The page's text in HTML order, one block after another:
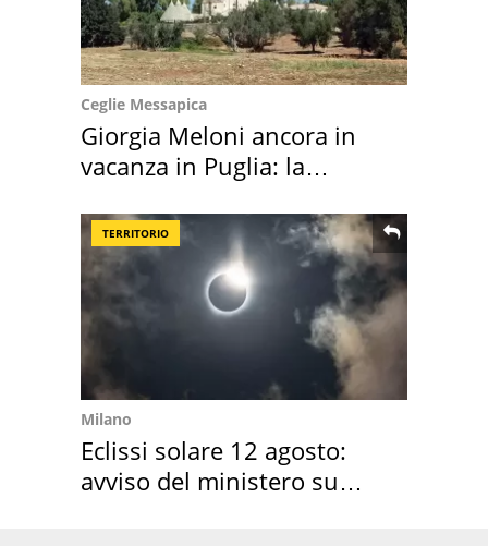
Ceglie Messapica
Giorgia Meloni ancora in
vacanza in Puglia: la
TERRITORIO
Milano
Eclissi solare 12 agosto:
avviso del ministero su